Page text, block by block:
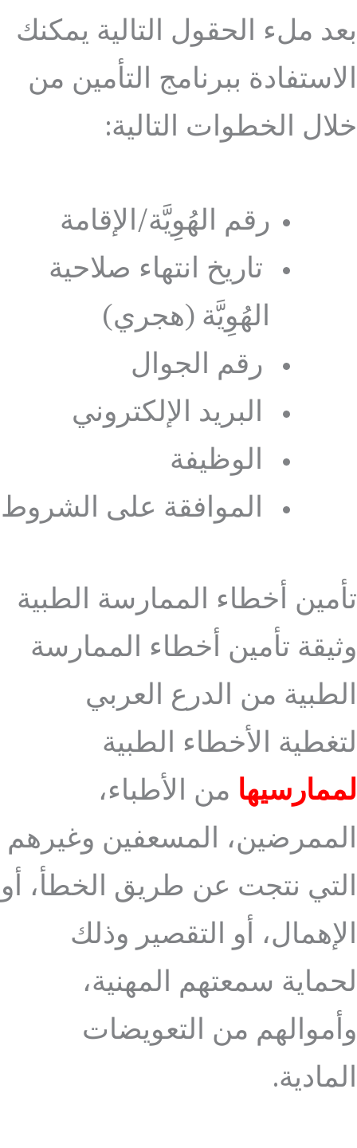
بعد ملء الحقول التالية يمكنك
الاستفادة ببرنامج التأمين من
خلال الخطوات التالية:
رقم الهُوِيَّة/الإقامة
تاريخ انتهاء صلاحية
الهُوِيَّة (هجري)
رقم الجوال
البريد الإلكتروني
الوظيفة
الموافقة على الشروط
تأمين أخطاء الممارسة الطبية
وثيقة تأمين أخطاء الممارسة
الطبية من الدرع العربي
لتغطية الأخطاء الطبية
لممارسيها من الأطباء،
الممرضين، المسعفين وغيرهم
التي نتجت عن طريق الخطأ، أو
الإهمال، أو التقصير وذلك
لحماية سمعتهم المهنية،
وأموالهم من التعويضات
المادية.